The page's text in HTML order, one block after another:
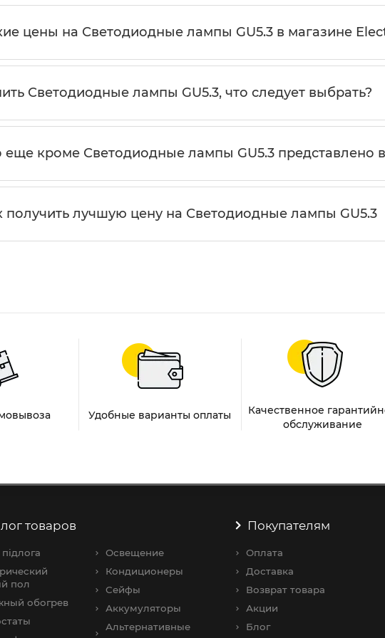
цены на Светодиодные лампы GU5.3 в магазине
Светодиодные лампы GU5.3, что следует выбрать?
еще кроме Светодиодные лампы GU5.3 представлено
получить лучшую цену на Светодиодные лампы GU5.3
Удобные варианты оплаты
Качественное
обслуживание
товаров
пол
обогрев
Освещение
Кондиционеры
Сейфы
Аккумуляторы
Альтернативные
Покупателям
Оплата
Доставка
Возврат товара
Акции
Блог